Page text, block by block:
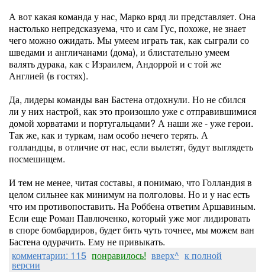
А вот какая команда у нас, Марко вряд ли представляет. Она
настолько непредсказуема, что и сам Гус, похоже, не знает
чего можно ожидать. Мы умеем играть так, как сыграли со
шведами и англичанами (дома), и блистательно умеем
валять дурака, как с Израилем, Андоррой и с той же
Англией (в гостях).
Да, лидеры команды ван Бастена отдохнули. Но не сбился
ли у них настрой, как это произошло уже с отправившимися
домой хорватами и португальцами? А наши же - уже герои.
Так же, как и туркам, нам особо нечего терять. А
голландцы, в отличие от нас, если вылетят, будут выглядеть
посмешищем.
И тем не менее, читая составы, я понимаю, что Голландия в
целом сильнее как минимум на полголовы. Но и у нас есть
что им противопоставить. На Роббена ответим Аршавиным.
Если еще Роман Павлюченко, который уже мог лидировать
в споре бомбардиров, будет бить чуть точнее, мы можем ван
Бастена одурачить. Ему не привыкать.
комментарии: 115 понравилось! вверх^ к полной
версии